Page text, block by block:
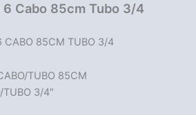
6 Cabo 85cm Tubo 3/4
CABO 85CM TUBO 3/4
TUBO 85CM
TUBO 3/4″